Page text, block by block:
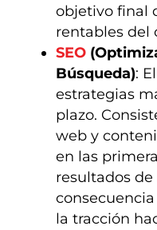
objetivo final
rentables del
SEO
Búsqueda):
estrategias
plazo.
web y
en las
resultados
la tracción